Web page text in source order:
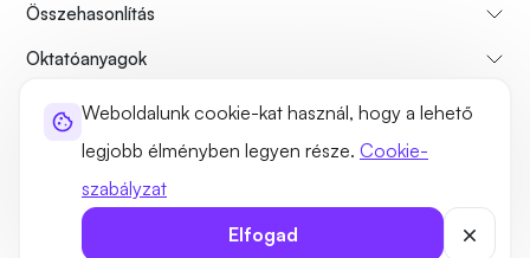
Weboldalunk cookie-kat használ, hogy a lehető
legjobb élményben legyen része. Cookie-
szabályzat
Elfogad
Összehasonlítás
Oktatóanyagok
Rólunk
Adatvédelmi szabályzatJogszerűségWebhelytérkép
©2026 UltaHost - Minden jog fenntartva